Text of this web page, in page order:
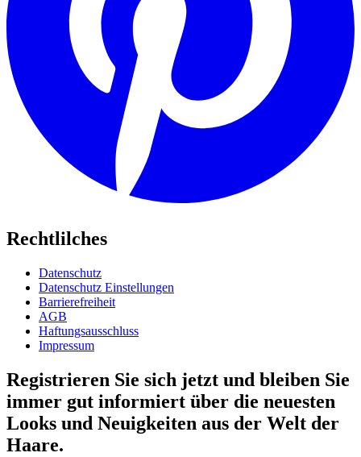
Rechtlilches
Datenschutz
Datenschutz Einstellungen
Barrierefreiheit
AGB
Haftungsausschluss
Impressum
Registrieren Sie sich jetzt und bleiben Sie
immer gut informiert über die neuesten
Looks und Neuigkeiten aus der Welt der
Haare.